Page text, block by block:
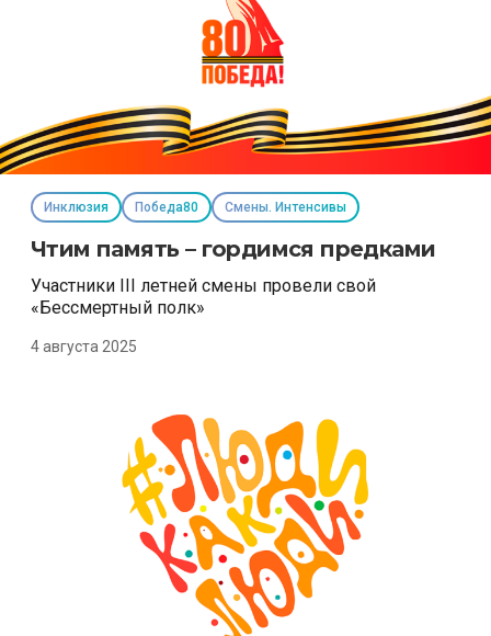
Инклюзия Победа80 Смены. Интенсивы
Чтим память – гордимся предками
Участники III летней смены провели свой
«Бессмертный полк»
4 августа 2025